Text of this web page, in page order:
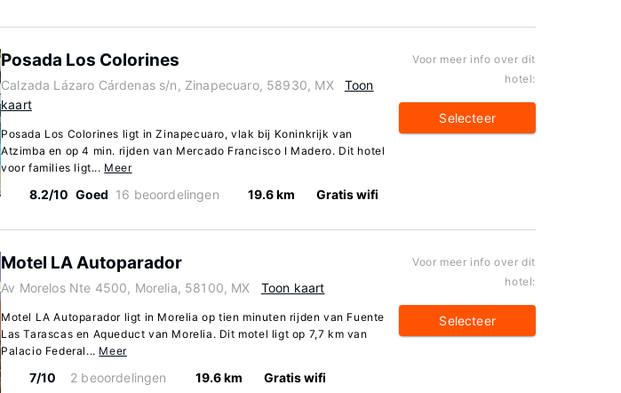
Posada Los Colorines
Calzada Lázaro Cárdenas s/n, Zinapecuaro, 58930, MX
Toon
kaart
Posada Los Colorines ligt in Zinapecuaro, vlak bij Koninkrijk van
Atzimba en op 4 min. rijden van Mercado Francisco I Madero. Dit hotel
voor families ligt... Meer
8.2/10 Goed 16 beoordelingen 19.6 km Gratis wifi
Voor meer info over dit
hotel:
Selecteer
Motel LA Autoparador
Av Morelos Nte 4500, Morelia, 58100, MX Toon kaart
Motel LA Autoparador ligt in Morelia op tien minuten rijden van Fuente
Las Tarascas en Aqueduct van Morelia. Dit motel ligt op 7,7 km van
Palacio Federal... Meer
7/10 2 beoordelingen 19.6 km Gratis wifi
Voor meer info over dit
hotel:
Selecteer